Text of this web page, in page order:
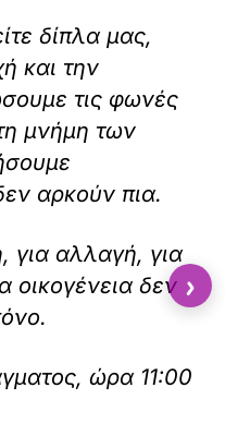
δίπλα μας,
και την
τις φωνές
μνήμη των
αρκούν πια.
για αλλαγή, για
οικογένεια δεν
ώρα 11:00
›